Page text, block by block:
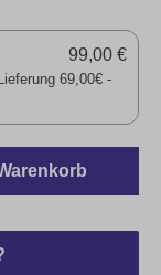
69,00€ -
99,00 €